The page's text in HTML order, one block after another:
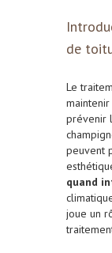
de
Le
maintenir
prévenir
peuvent
quand
joue un